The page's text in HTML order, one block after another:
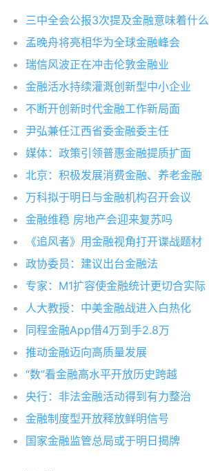
三中全会公报3次提及金融意味着什么
孟晚舟将亮相华为全球金融峰会
瑞信风波正在冲击伦敦金融业
金融活水持续灌溉创新型中小企业
不断开创新时代金融工作新局面
尹弘兼任江西省委金融委主任
媒体：政策引领普惠金融提质扩面
北京：积极发展消费金融、养老金融
万科拟于明日与金融机构召开会议
金融维稳 房地产会迎来复苏吗
《追风者》用金融视角打开谍战题材
政协委员：建议出台金融法
专家：M1扩容使金融统计更切合实际
人大教授：中美金融战进入白热化
同程金融App借4万到手2.8万
推动金融迈向高质量发展
“数”看金融高水平开放历史跨越
央行：非法金融活动得到有力整治
金融制度型开放释放鲜明信号
国家金融监管总局或于明日揭牌